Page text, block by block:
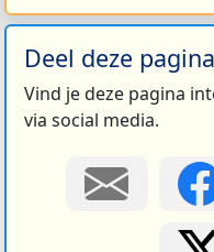
Deel deze pagina
Vind je deze pagina
via social media.